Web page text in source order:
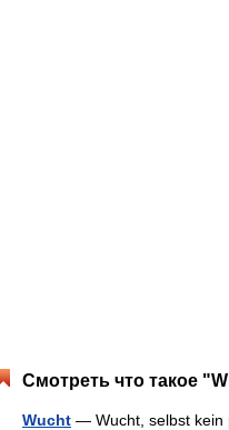
Смотреть что такое
Wucht — Wucht, selbst kein